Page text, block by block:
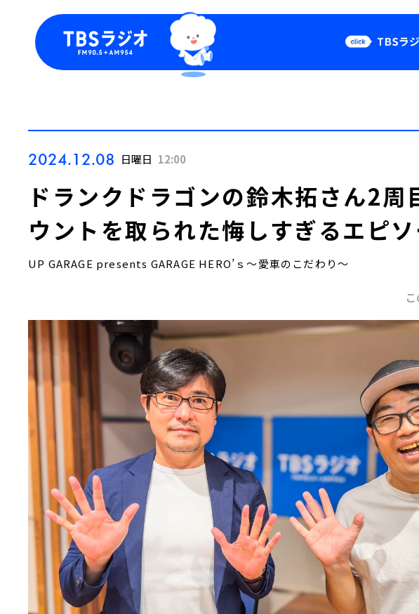
Podcast
2024.12.08 日曜日 12:00
ドランクドラゴンの鈴木拓さん2周
ウントを取られた悔しすぎるエピ
UP GARAGE presents GARAGE HERO’ｓ～愛車のこだわり～